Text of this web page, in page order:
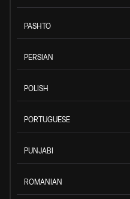
PASHTO
PERSIAN
POLISH
PORTUGUESE
PUNJABI
ROMANIAN